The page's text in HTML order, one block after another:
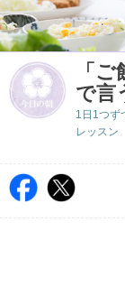
「
で言
1日1つず
レッスン